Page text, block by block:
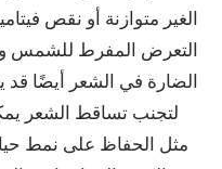
الغير متوازنة أو نقص
التعرض المفرط للشمس
الضارة في الشعر أيضًا
لتجنب تساقط الشعر
مثل الحفاظ على نمط